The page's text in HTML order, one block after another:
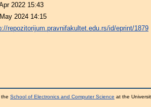
2022 15:43
2024 14:15
repozitorijum.pravnifakultet.edu.rs/id/eprint/1879
School of Electronics and Computer Science at the